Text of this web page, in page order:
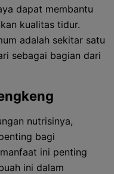
dapat membantu
kualitas tidur.
adalah sekitar satu
sebagai bagian dari
nutrisinya,
bagi
ini penting
ini dalam